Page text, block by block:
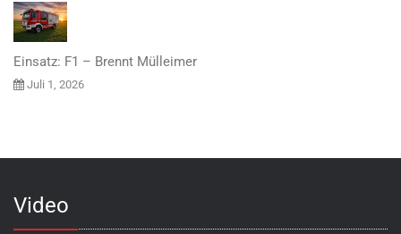
Einsatz: F1 – Brennt Mülleimer
Juli 1, 2026
Video